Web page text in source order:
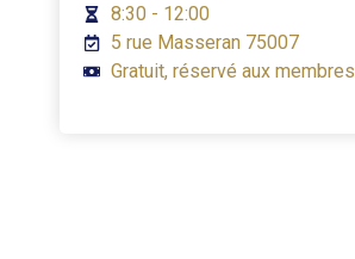
8:30 - 12:00
5 rue Masseran 75007
Gratuit, réservé aux membres